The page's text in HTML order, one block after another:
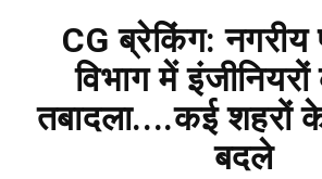
CG ब्रेकिंग: नगरीय
विभाग में
तबादला....कई शहरों
बदले